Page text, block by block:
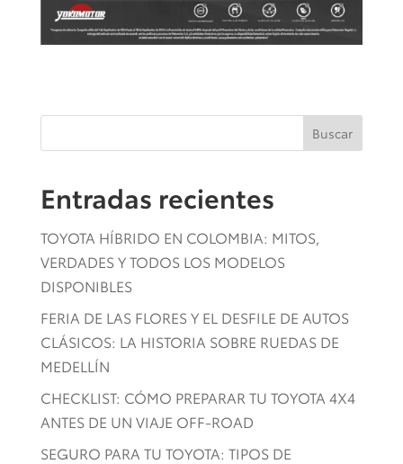
Buscar
Entradas recientes
TOYOTA HÍBRIDO EN COLOMBIA: MITOS,
VERDADES Y TODOS LOS MODELOS
DISPONIBLES
FERIA DE LAS FLORES Y EL DESFILE DE AUTOS
CLÁSICOS: LA HISTORIA SOBRE RUEDAS DE
MEDELLÍN
CHECKLIST: CÓMO PREPARAR TU TOYOTA 4X4
ANTES DE UN VIAJE OFF-ROAD
SEGURO PARA TU TOYOTA: TIPOS DE